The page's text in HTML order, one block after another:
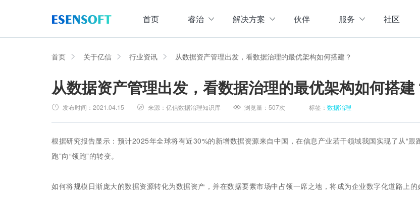
首页 睿治
睿治智能数据治理平台
数据采集
数据集成管理
数据建模与ETF设计，实现数据集中
数据交换管理
数据存储
实时计算存储
企业级实时大数据管理，支撑实时决
数据管理
理清数据资源
数据标准管
数据质量管
解决方案
数据治理全域解决方案
大数据治理方案
从采、存、管、用四大方面构建数据治理体系，实现数字化经营
大数据资产管理方案
集数据集成、数据治理、资产规划开发、资产运营等场景应用于一体
主数据管理方案
数据资产盘
以元数据管
指标体系
面向业务和
伙伴 服务
直播活动
社区
首页 关于亿信 行业资讯 从数据资产管理出发，看数据治理的最优架构如何搭建？
从数据资产管理出发，看数据治理的最优架构如何搭建
发布时间： 2021.04.15 来源： 亿信数据治理知识库 浏览量： 507次 标签： 数据治理
根据研究报告显示：预计2025年全球将有近30%的新增数据资源来自中国，在信息产业若干领域我国实现了从“跟
跑”向“领跑”的转变。
如何将规模日渐庞大的数据资源转化为数据资产，并在数据要素市场中占领一席之地，将成为企业数字化道路上的